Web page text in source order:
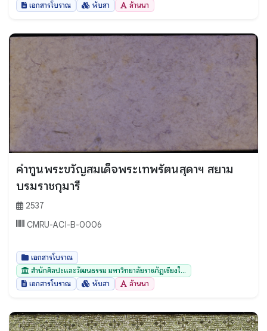
เอกสารโบราณ
พับสา ล้านนา
คำทูนพระขวัญสมเด็จพระเทพรัตนสุดาฯ สยาม
บรมราชกุมารี
2537
CMRU-ACI-B-0006
เอกสารโบราณ
สำนักศิลปะและวัฒนธรรม มหาวิทยาลัยราชภัฏเชียงใ...
เอกสารโบราณ
พับสา ล้านนา